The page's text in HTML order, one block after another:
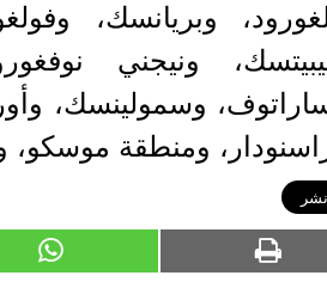
وبريانسك،
ونيجني
وسمولينسك،
ومنطقة موسكو،